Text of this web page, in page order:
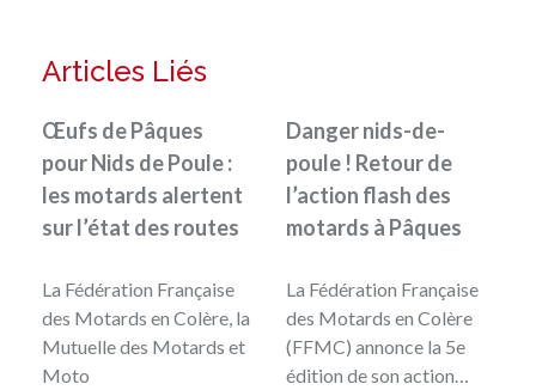
Articles Liés
Œufs de Pâques
pour Nids de Poule :
les motards alertent
sur l’état des routes
La Fédération Française
des Motards en Colère, la
Mutuelle des Motards et
Moto
Danger nids-de-
poule ! Retour de
l’action flash des
motards à Pâques
La Fédération Française
des Motards en Colère
(FFMC) annonce la 5e
édition de son action…